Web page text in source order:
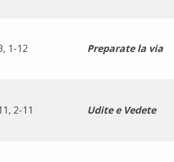
1-12 Preparate la via
2-11 Udite e Vedete